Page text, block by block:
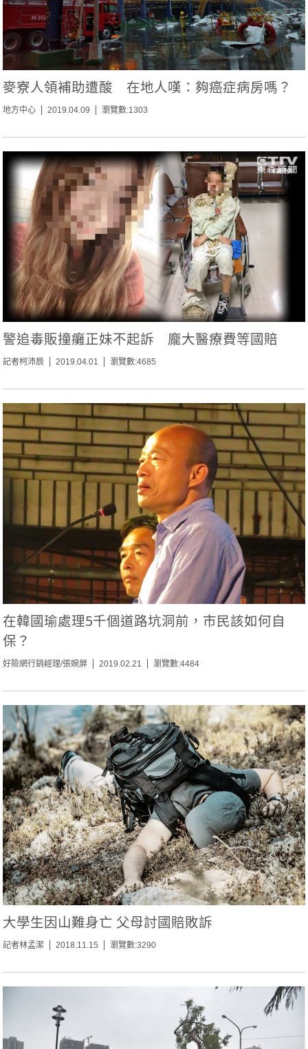
麥寮人領補助遭酸 在地人嘆：夠癌症病房嗎？
地方中心 2019.04.09 瀏覽數:1303
警追毒販撞癱正妹不起訴 龐大醫療費等國賠
記者柯沛辰 2019.04.01 瀏覽數:4685
在韓國瑜處理5千個道路坑洞前，市民該如何自
保？
好險網行銷經理/張婉屏 2019.02.21 瀏覽數:4484
大學生因山難身亡 父母討國賠敗訴
記者林孟潔 2018.11.15 瀏覽數:3290